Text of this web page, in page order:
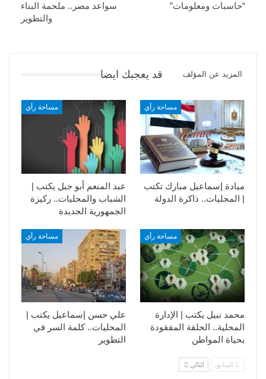
سواعد مصر.. ملحمة البناء
والتطوير
“حاسبات ومعلومات”
قد يعجبك ايضا المزيد عن المؤلف
مساحة رأي
عبد المنعم أبو جبل يكتب |
الشباب والمحليات.. ركيزة
الجمهورية الجديدة
مساحة رأي
ميادة إسماعيل مبارك تكتب
| المحليات.. ذاكرة الدولة
مساحة رأي
علي حسن إسماعيل يكتب |
المحليات.. كلمة السر في
التطوير​
مساحة رأي
محمد نبيل يكتب | الإدارة
المحلية.. الحلقة المفقودة
بحياة المواطن
السابق التالي